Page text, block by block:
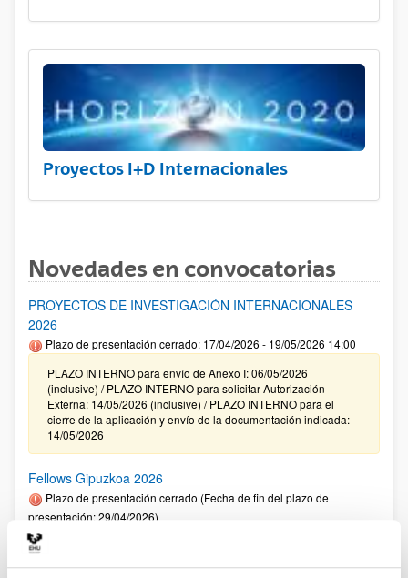
Proyectos I+D Internacionales
Novedades en convocatorias
PROYECTOS DE INVESTIGACIÓN INTERNACIONALES
2026
Plazo de presentación cerrado: 17/04/2026 - 19/05/2026 14:00
PLAZO INTERNO para envío de Anexo I: 06/05/2026
(inclusive) / PLAZO INTERNO para solicitar Autorización
Externa: 14/05/2026 (inclusive) / PLAZO INTERNO para el
cierre de la aplicación y envío de la documentación indicada:
14/05/2026
Fellows Gipuzkoa 2026
Plazo de presentación cerrado (Fecha de fin del plazo de
presentación: 29/04/2026)